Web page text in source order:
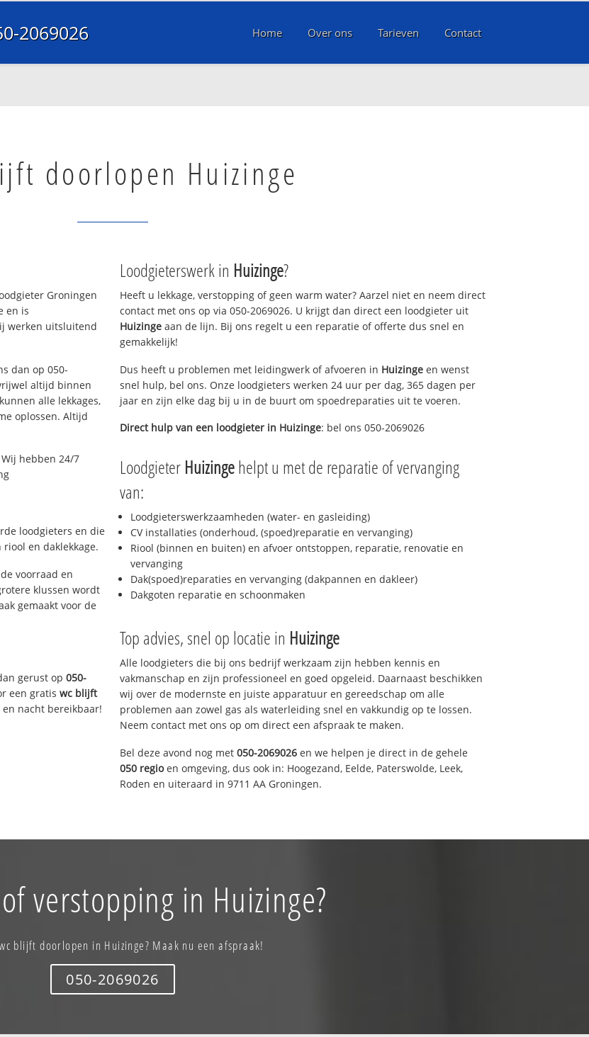
2069026 Home Over ons Tarieven Contact
doorlopen Huizinge
Groningen
en is
werken uitsluitend
dan op 050-
altijd binnen
alle lekkages,
oplossen. Altijd
hebben 24/7
loodgieters en die
en daklekkage.
voorraad en
klussen wordt
gemaakt voor de
gerust op050-
een gratiswc blijft
en nacht bereikbaar!
Loodgieterswerk in Huizinge?
Heeft u lekkage, verstopping of geen warm water? Aarzel niet en neem direct
contact met ons op via 050-2069026. U krijgt dan direct een loodgieter uit
Huizinge aan de lijn. Bij ons regelt u een reparatie of offerte dus snel en
gemakkelijk!
Dus heeft u problemen met leidingwerk of afvoeren in Huizinge en wenst
snel hulp, bel ons. Onze loodgieters werken 24 uur per dag, 365 dagen per
jaar en zijn elke dag bij u in de buurt om spoedreparaties uit te voeren.
Direct hulp van een loodgieter in Huizinge: bel ons 050-2069026
Loodgieter Huizingehelpt u met de reparatie of vervanging
van:
Loodgieterswerkzaamheden (water- en gasleiding)
CV installaties (onderhoud, (spoed)reparatie en vervanging)
Riool (binnen en buiten) en afvoer ontstoppen, reparatie, renovatie en
vervanging
Dak(spoed)reparaties en vervanging (dakpannen en dakleer)
Dakgoten reparatie en schoonmaken
Top advies, snel op locatie in Huizinge
Alle loodgieters die bij ons bedrijf werkzaam zijn hebben kennis en
vakmanschap en zijn professioneel en goed opgeleid. Daarnaast beschikken
wij over de modernste en juiste apparatuur en gereedschap om alle
problemen aan zowel gas als waterleiding snel en vakkundig op te lossen.
Neem contact met ons op om direct een afspraak te maken.
Bel deze avond nog met 050-2069026 en we helpen je direct in de gehele
050 regioen omgeving, dus ook in: Hoogezand, Eelde, Paterswolde, Leek,
Roden en uiteraard in 9711 AA Groningen.
verstopping in Huizinge?
blijft doorlopen in Huizinge? Maak nu een afspraak!
050-2069026